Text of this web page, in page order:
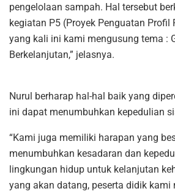
pengelolaan sampah. Hal tersebut
kegiatan P5 (Proyek Penguatan Profil
yang kali ini kami mengusung tema :
Berkelanjutan,” jelasnya.
Nurul berharap hal-hal baik yang
ini dapat menumbuhkan kepedulian
“Kami juga memiliki harapan yang
menumbuhkan kesadaran dan
lingkungan hidup untuk kelanjutan
yang akan datang, peserta didik kami